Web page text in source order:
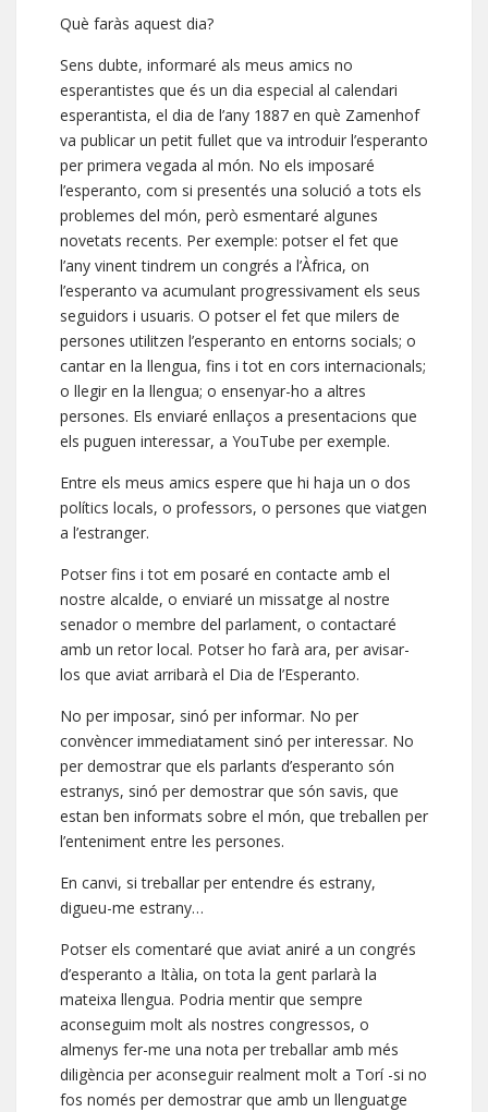
Què faràs aquest dia?
Sens dubte, informaré als meus amics no
esperantistes que és un dia especial al calendari
esperantista, el dia de l’any 1887 en què Zamenhof
va publicar un petit fullet que va introduir l’esperanto
per primera vegada al món. No els imposaré
l’esperanto, com si presentés una solució a tots els
problemes del món, però esmentaré algunes
novetats recents. Per exemple: potser el fet que
l’any vinent tindrem un congrés a l’Àfrica, on
l’esperanto va acumulant progressivament els seus
seguidors i usuaris. O potser el fet que milers de
persones utilitzen l’esperanto en entorns socials; o
cantar en la llengua, fins i tot en cors internacionals;
o llegir en la llengua; o ensenyar-ho a altres
persones. Els enviaré enllaços a presentacions que
els puguen interessar, a YouTube per exemple.
Entre els meus amics espere que hi haja un o dos
polítics locals, o professors, o persones que viatgen
a l’estranger.
Potser fins i tot em posaré en contacte amb el
nostre alcalde, o enviaré un missatge al nostre
senador o membre del parlament, o contactaré
amb un retor local. Potser ho farà ara, per avisar-
los que aviat arribarà el Dia de l’Esperanto.
No per imposar, sinó per informar. No per
convèncer immediatament sinó per interessar. No
per demostrar que els parlants d’esperanto són
estranys, sinó per demostrar que són savis, que
estan ben informats sobre el món, que treballen per
l’enteniment entre les persones.
En canvi, si treballar per entendre és estrany,
digueu-me estrany…
Potser els comentaré que aviat aniré a un congrés
d’esperanto a Itàlia, on tota la gent parlarà la
mateixa llengua. Podria mentir que sempre
aconseguim molt als nostres congressos, o
almenys fer-me una nota per treballar amb més
diligència per aconseguir realment molt a Torí -si no
fos només per demostrar que amb un llenguatge